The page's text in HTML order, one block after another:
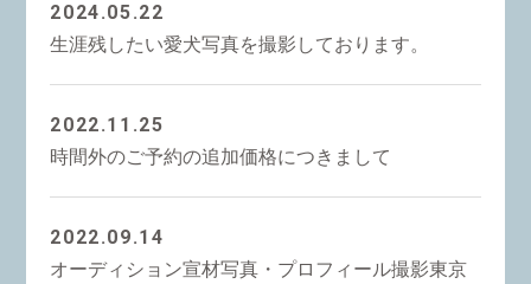
2024.05.22
生涯残したい愛犬写真を撮影しております。
2022.11.25
時間外のご予約の追加価格につきまして
2022.09.14
オーディション宣材写真・プロフィール撮影東京